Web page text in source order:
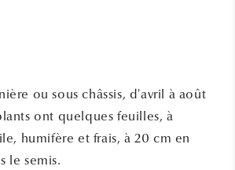
ou sous châssis, d'avril à août
ont quelques feuilles, à
humifère et frais, à 20 cm en
le semis.